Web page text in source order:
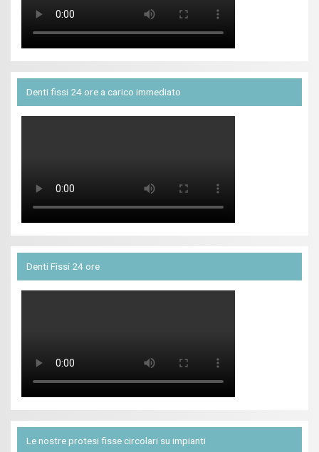
Denti fissi 24 ore a carico immediato
Denti Fissi 24 ore
Le nostre protesi fisse circolari su impianti